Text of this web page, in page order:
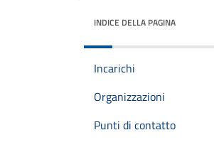
INDICE DELLA PAGINA
Incarichi
Organizzazioni
Punti di contatto